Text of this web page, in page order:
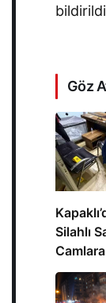
Göz
Silahlı
İsabet